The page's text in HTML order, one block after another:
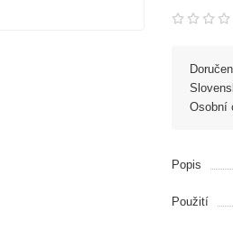
Osobní
Popis
Použití